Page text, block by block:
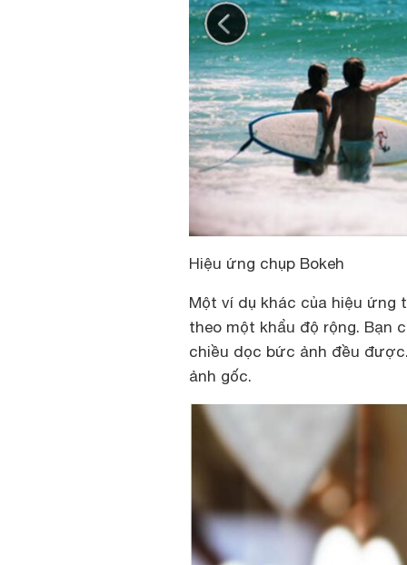
Hiệu ứng chụp Bokeh
Một ví dụ khác của hiệu
theo một khẩu độ rộng. Bạn
chiều dọc bức ảnh đều
ảnh gốc.